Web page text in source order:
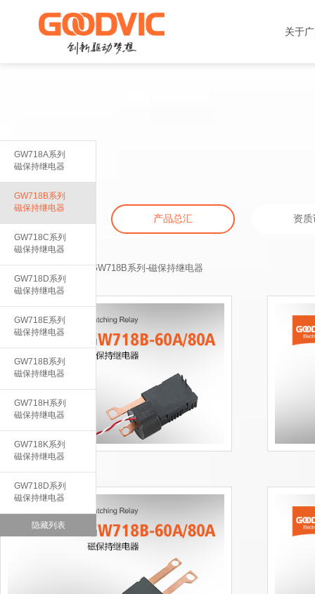
关于
产品总汇 资
当前位置：产品总汇-GW718B系列-磁保持继电器
GW718A系列
磁保持继电器
GW718B系列
磁保持继电器
GW718C系列
磁保持继电器
GW718D系列
磁保持继电器
GW718E系列
磁保持继电器
GW718B系列
磁保持继电器
GW718H系列
磁保持继电器
GW718K系列
磁保持继电器
GW718D系列
磁保持继电器
隐藏列表